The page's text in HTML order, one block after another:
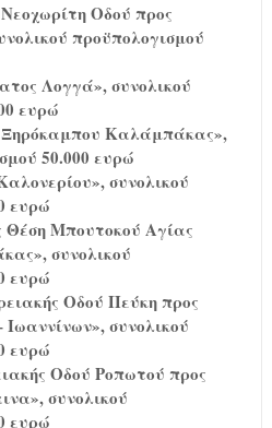
Οδού προς
προϋπολογισμού
Λογγά», συνολικού
ευρώ
Ξηρόκαμπου Καλάμπάκας»,
50.000 ευρώ
συνολικού
ευρώ
Θέση Μπουτοκού Αγίας
συνολικού
ευρώ
Οδού Πεύκη προς
συνολικού
ευρώ
Οδού Ροπωτού προς
συνολικού
ευρώ